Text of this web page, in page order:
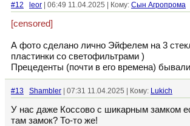
#12 leor | 06:49 11.04.2025 | Кому: Сын Агропрома
[censored]
А фото сделано лично Эйфелем на 3
пластинки со светофильтрами )
Прецеденты (почти в его времена)
#13 Shambler | 07:31 11.04.2025 | Кому: Lukich
У нас даже Коссово с шикарным замком
там замок? То-то же!